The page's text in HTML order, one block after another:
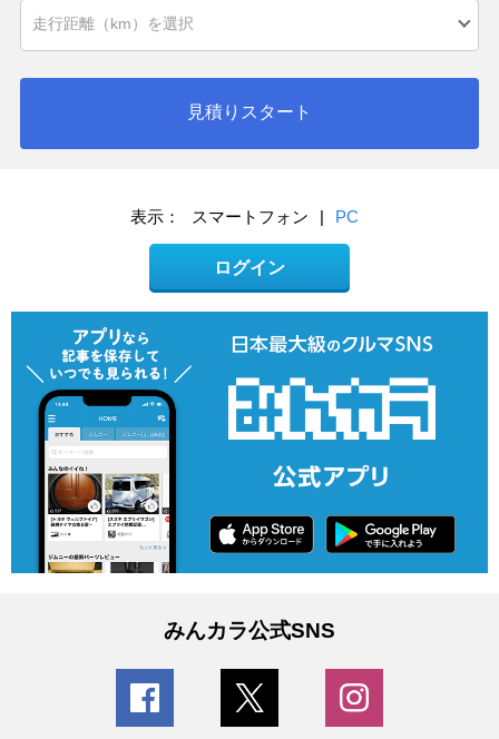
見積りスタート
表示： スマートフォン | PC
ログイン
みんカラ公式SNS